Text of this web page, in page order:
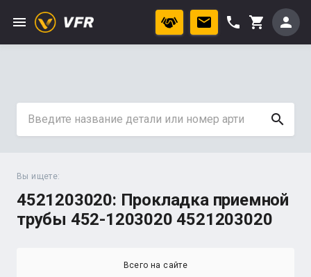
menu phone shopping_cart person
search
Вы ищете:
4521203020: Прокладка приемной
трубы 452-1203020 4521203020
Всего на сайте